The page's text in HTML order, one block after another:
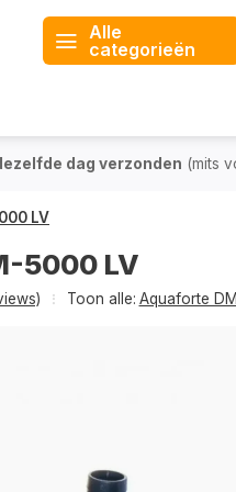
Alle
categorieën
dag verzonden (mits
LV
5000 LV
Toon alle: Aquaforte